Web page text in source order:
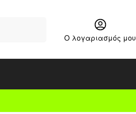
Ο λογαριασμός μου